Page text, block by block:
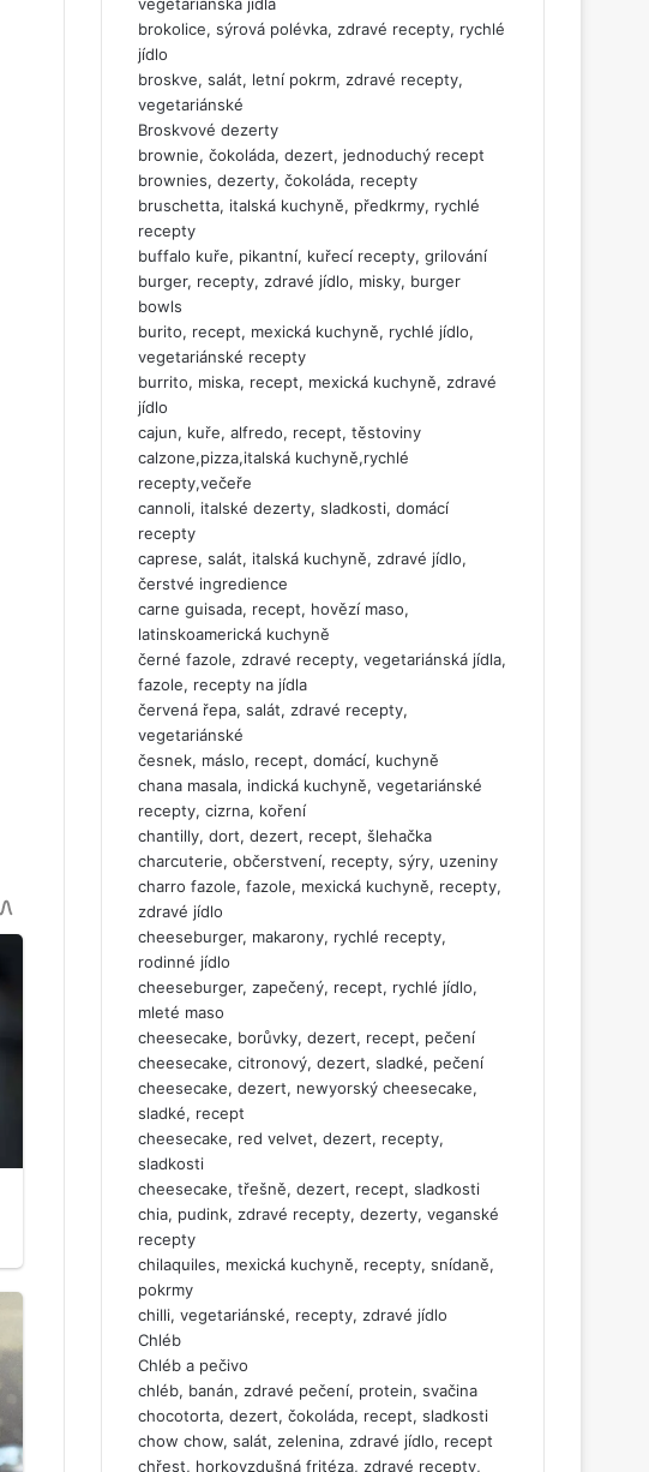
brokolice, sýrová polévka, zdravé recepty, rychlé
jídlo
broskve, salát, letní pokrm, zdravé recepty,
vegetariánské
Broskvové dezerty
brownie, čokoláda, dezert, jednoduchý recept
brownies, dezerty, čokoláda, recepty
bruschetta, italská kuchyně, předkrmy, rychlé
recepty
buffalo kuře, pikantní, kuřecí recepty, grilování
burger, recepty, zdravé jídlo, misky, burger
bowls
burito, recept, mexická kuchyně, rychlé jídlo,
vegetariánské recepty
burrito, miska, recept, mexická kuchyně, zdravé
jídlo
cajun, kuře, alfredo, recept, těstoviny
calzone,pizza,italská kuchyně,rychlé
recepty,večeře
cannoli, italské dezerty, sladkosti, domácí
recepty
caprese, salát, italská kuchyně, zdravé jídlo,
čerstvé ingredience
carne guisada, recept, hovězí maso,
latinskoamerická kuchyně
černé fazole, zdravé recepty, vegetariánská jídla,
fazole, recepty na jídla
červená řepa, salát, zdravé recepty,
vegetariánské
česnek, máslo, recept, domácí, kuchyně
chana masala, indická kuchyně, vegetariánské
recepty, cizrna, koření
chantilly, dort, dezert, recept, šlehačka
charcuterie, občerstvení, recepty, sýry, uzeniny
charro fazole, fazole, mexická kuchyně, recepty,
zdravé jídlo
cheeseburger, makarony, rychlé recepty,
rodinné jídlo
cheeseburger, zapečený, recept, rychlé jídlo,
mleté maso
cheesecake, borůvky, dezert, recept, pečení
cheesecake, citronový, dezert, sladké, pečení
cheesecake, dezert, newyorský cheesecake,
sladké, recept
cheesecake, red velvet, dezert, recepty,
sladkosti
cheesecake, třešně, dezert, recept, sladkosti
chia, pudink, zdravé recepty, dezerty, veganské
recepty
chilaquiles, mexická kuchyně, recepty, snídaně,
pokrmy
chilli, vegetariánské, recepty, zdravé jídlo
Chléb
Chléb a pečivo
chléb, banán, zdravé pečení, protein, svačina
chocotorta, dezert, čokoláda, recept, sladkosti
chow chow, salát, zelenina, zdravé jídlo, recept
chřest, horkovzdušná fritéza, zdravé recepty,